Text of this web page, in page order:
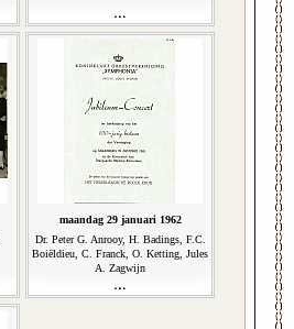
maandag 29 januari 1962
Dr. Peter G. Anrooy, H. Badings, F.C.
Boiëldieu, C. Franck, O. Ketting, Jules
A. Zagwijn